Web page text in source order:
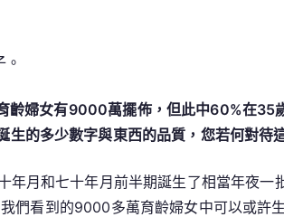
齡婦女有9000萬擺佈，但此中60%在35
的多少數字與東西的品質，您若何對待
年月和七十年月前半期誕生了相當年夜一
看到的9000多萬育齡婦女中可以或許